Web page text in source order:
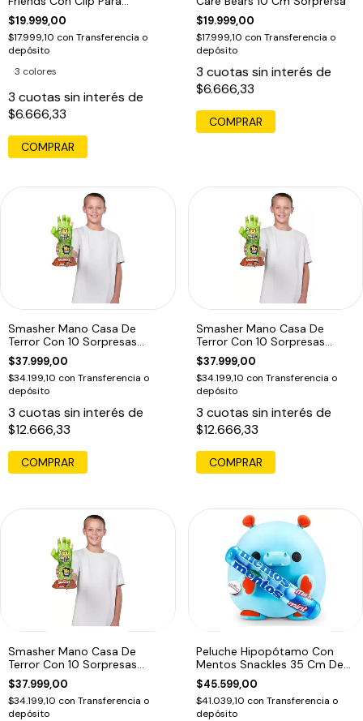
Enganchar Woody
$19.999,00
$17.999,10 con Transferencia o
depósito
3 colores
3 cuotas sin interés de
$6.666,33
COMPRAR
$19.999,00
$17.999,10 con Transferencia o
depósito
3 cuotas sin interés de
$6.666,33
Smasher Mano Casa De
Terror Con 10 Sorpresas
Tiburón
$37.999,00
$34.199,10 con Transferencia o
depósito
3 cuotas sin interés de
$12.666,33
Smasher Mano Casa De
Terror Con 10 Sorpresas
Lobo
$37.999,00
$34.199,10 con Transferencia o
depósito
3 cuotas sin interés de
$12.666,33
Smasher Mano Casa De
Terror Con 10 Sorpresas
Zombie
$37.999,00
$34.199,10 con Transferencia o
depósito
Peluche Hipopótamo Con
Mentos Snackles 35 Cm De
Zuru Celeste Mentos
$45.599,00
$41.039,10 con Transferencia o
depósito